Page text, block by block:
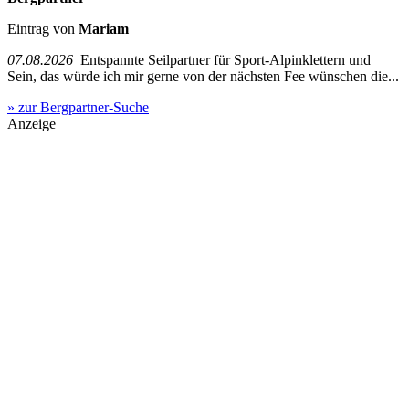
Eintrag von Mariam
07.08.2026 Entspannte Seilpartner für Sport-Alpinklettern und
Sein, das würde ich mir gerne von der nächsten Fee wünschen die...
» zur Bergpartner-Suche
Anzeige